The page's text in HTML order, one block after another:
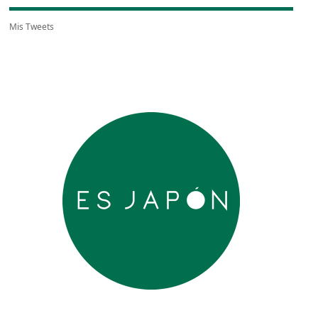
Mis Tweets